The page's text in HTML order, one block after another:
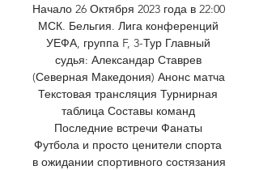
Начало 26 Октября 2023 года в 22:00
МСК. Бельгия. Лига конференций
УЕФА, группа F, 3-Тур Главный
судья: Александар Ставрев
(Северная Македония) Анонс матча
Текстовая трансляция Турнирная
таблица Составы команд
Последние встречи Фанаты
Футбола и просто ценители спорта
в ожидании спортивного состязания